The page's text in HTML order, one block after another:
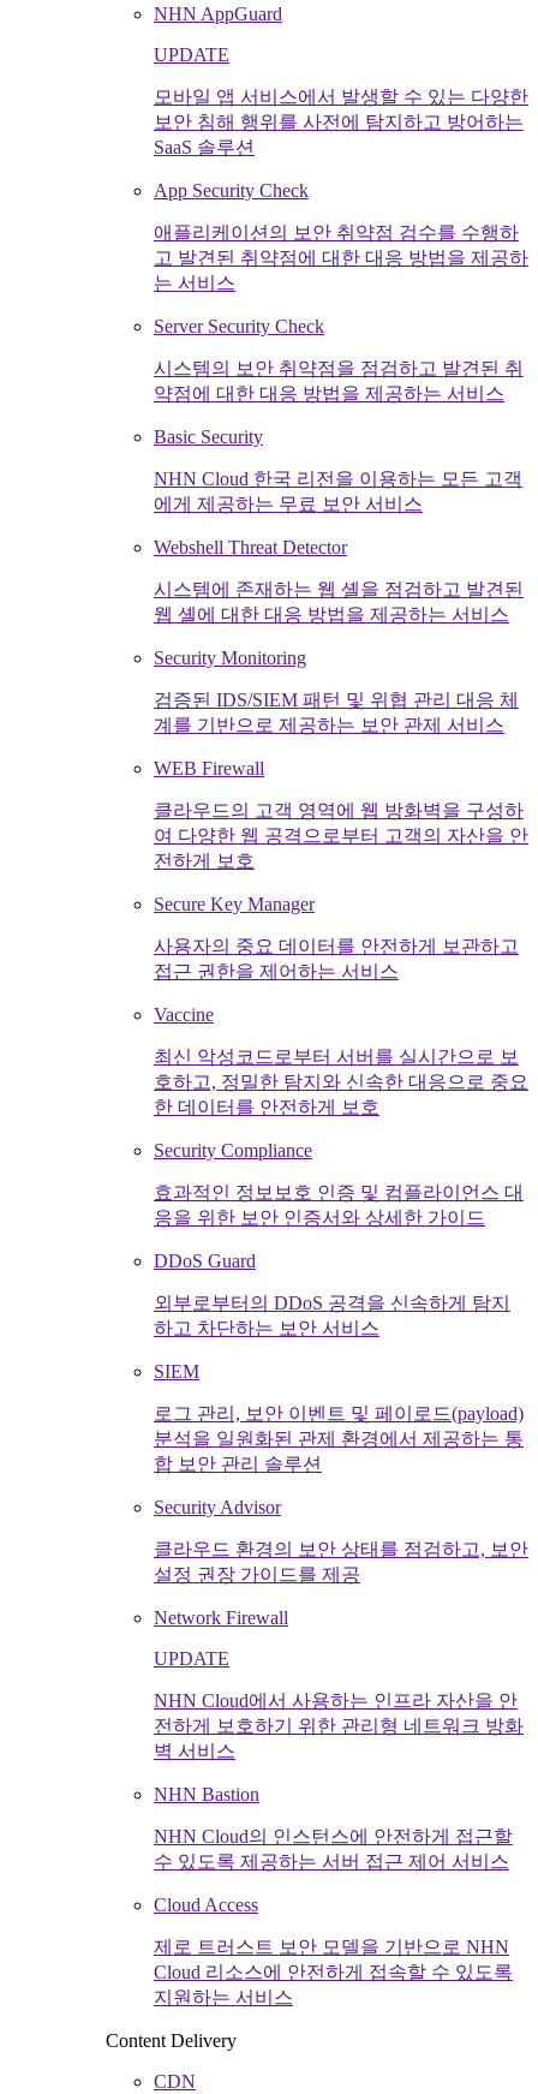
NHN AppGuard
UPDATE
모바일 앱 서비스에서 발생할 수 있는 다양한
보안 침해 행위를 사전에 탐지하고 방어하는
SaaS 솔루션
App Security Check
애플리케이션의 보안 취약점 검수를 수행하
고 발견된 취약점에 대한 대응 방법을 제공하
는 서비스
Server Security Check
시스템의 보안 취약점을 점검하고 발견된 취
약점에 대한 대응 방법을 제공하는 서비스
Basic Security
NHN Cloud 한국 리전을 이용하는 모든 고객
에게 제공하는 무료 보안 서비스
Webshell Threat Detector
시스템에 존재하는 웹 셸을 점검하고 발견된
웹 셸에 대한 대응 방법을 제공하는 서비스
Security Monitoring
검증된 IDS/SIEM 패턴 및 위협 관리 대응 체
계를 기반으로 제공하는 보안 관제 서비스
WEB Firewall
클라우드의 고객 영역에 웹 방화벽을 구성하
여 다양한 웹 공격으로부터 고객의 자산을 안
전하게 보호
Secure Key Manager
사용자의 중요 데이터를 안전하게 보관하고
접근 권한을 제어하는 서비스
Vaccine
최신 악성코드로부터 서버를 실시간으로 보
호하고, 정밀한 탐지와 신속한 대응으로 중요
한 데이터를 안전하게 보호
Security Compliance
효과적인 정보보호 인증 및 컴플라이언스 대
응을 위한 보안 인증서와 상세한 가이드
DDoS Guard
외부로부터의 DDoS 공격을 신속하게 탐지
하고 차단하는 보안 서비스
SIEM
로그 관리, 보안 이벤트 및 페이로드(payload)
분석을 일원화된 관제 환경에서 제공하는 통
합 보안 관리 솔루션
Security Advisor
클라우드 환경의 보안 상태를 점검하고, 보안
설정 권장 가이드를 제공
Network Firewall
UPDATE
NHN Cloud에서 사용하는 인프라 자산을 안
전하게 보호하기 위한 관리형 네트워크 방화
벽 서비스
NHN Bastion
NHN Cloud의 인스턴스에 안전하게 접근할
수 있도록 제공하는 서버 접근 제어 서비스
Cloud Access
제로 트러스트 보안 모델을 기반으로 NHN
Cloud 리소스에 안전하게 접속할 수 있도록
지원하는 서비스
Content Delivery
CDN